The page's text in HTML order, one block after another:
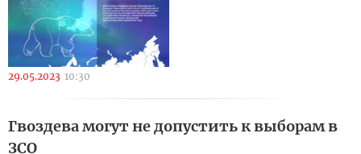
29.05.2023 10:30
Гвоздева могут не допустить к выборам в
ЗСО